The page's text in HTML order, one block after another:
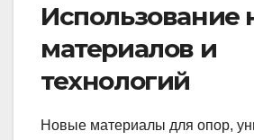
Использование
материалов и
технологий
Новые материалы для опор,